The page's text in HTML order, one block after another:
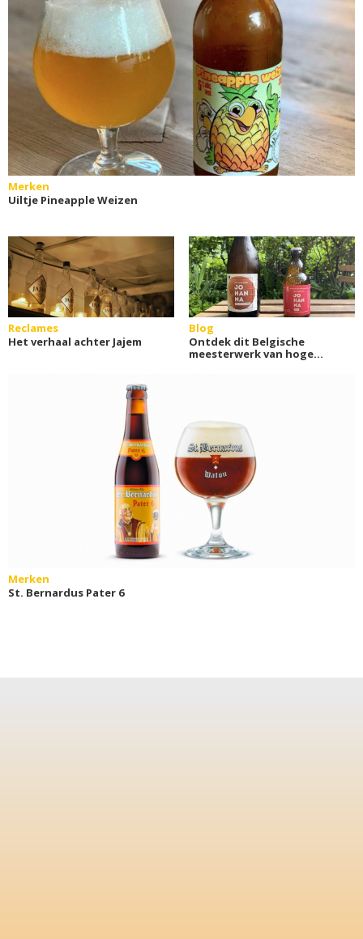
Merken
Uiltje Pineapple Weizen
Reclames
Het verhaal achter Jajem
Blog
Ontdek dit Belgische
meesterwerk van hoge
Merken
St. Bernardus Pater 6